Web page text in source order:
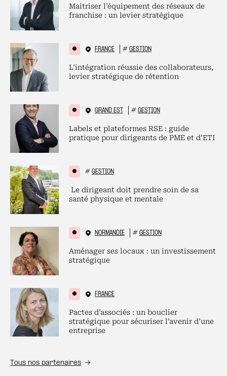
Maitriser l’équipement des réseaux de
franchise : un levier stratégique
FRANCE # GESTION
L’intégration réussie des collaborateurs,
levier stratégique de rétention
GRAND EST # GESTION
Labels et plateformes RSE : guide
pratique pour dirigeants de PME et d’ETI
# GESTION
Le dirigeant doit prendre soin de sa
santé physique et mentale
NORMANDIE # GESTION
Aménager ses locaux : un investissement
stratégique
FRANCE
Pactes d’associés : un bouclier
stratégique pour sécuriser l’avenir d’une
entreprise
Tous nos partenaires